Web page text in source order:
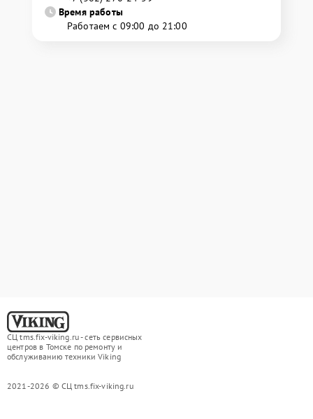
Время работы
Работаем с 09:00 до 21:00
СЦ tms.fix-viking.ru - сеть сервисных
центров в Томске по ремонту и
обслуживанию техники Viking
2021-2026 © СЦ tms.fix-viking.ru